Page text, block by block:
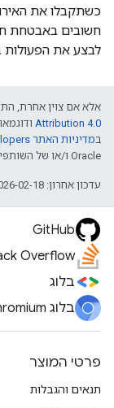
כשתקבלו את
לבצע את הפעולות
אלא אם צוין אחרת,
Attribution 4.0
במדיניות האתר Google Developers‏
Oracle ו/או של השותפים העצמאיים שלה.
עדכון אחרון: 2026-02-18 (שעון UTC).
GitHub
Overflow
בלוג
בלוג Chromium
פרטי המוצר
תנאים והגבלות